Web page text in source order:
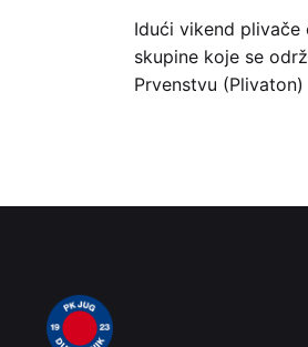
Idući vikend
skupine koje se
Prvenstvu (Plivaton)